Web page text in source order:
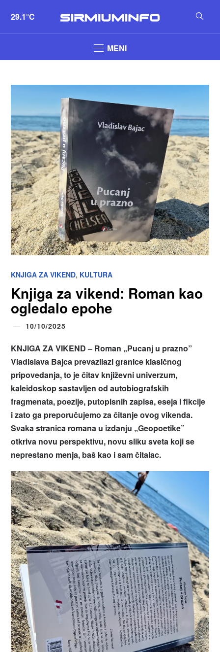
29.1°C
MENI
KNJIGA ZA VIKEND, KULTURA
Knjiga za vikend: Roman kao
ogledalo epohe
10/10/2025
KNJIGA ZA VIKEND– Roman „Pucanj u prazno”
Vladislava Bajca prevazilazi granice klasičnog
pripovedanja, to je čitav književni univerzum,
kaleidoskop sastavljen od autobiografskih
fragmenata, poezije, putopisnih zapisa, eseja i fikcije
i zato ga preporučujemo za čitanje ovog vikenda.
Svaka stranica romana u izdanju „Geopoetike”
otkriva novu perspektivu, novu sliku sveta koji se
neprestano menja, baš kao i sam čitalac.